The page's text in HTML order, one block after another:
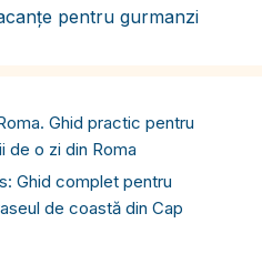
pentru gurmanzi
Ghid practic pentru
de o zi din Roma
Ghid complet pentru
de coastă din Cap